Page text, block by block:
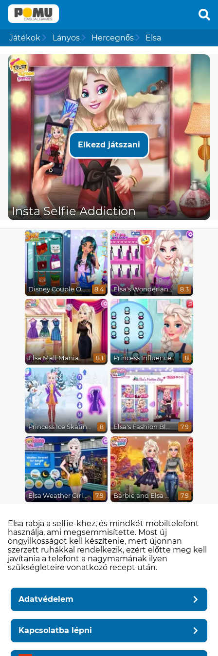
Játékok Lányos Hercegnős Elsa
Elkezd játszani
Insta Selfie Addiction
Disney Couple Of The Year 8.4 Elsa's Wonderland Wedding 8.3
Elsa Mall Mania 8.1 Princess Influencer Winter Wonderland 8
Princess Ice Skating Adventure 8 Elsa's Fashion Blog 7.9
Elsa Weather Girl Fashion 7.9 Barbie and Elsa Autumn Patterns 7.9
Elsa rabja a selfie-khez, és mindkét mobiltelefont
használja, ami megsemmisítette. Most új
öngyilkosságot kell készítenie, mert újonnan
szerzett ruhákkal rendelkezik, ezért előtte meg kell
javítania a telefont a nagymamának ilyen
szükségleteire vonatkozó recept után.
Adatvédelem
Kapcsolatba lépni